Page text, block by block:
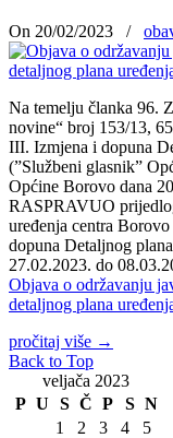
On 20/02/2023 /
Na temelju članka 96.
novine“ broj 153/13,
III. Izmjena i dopuna
(”Službeni glasnik”
Općine Borovo dana
RASPRAVUO
uređenja centra
dopuna Detaljnog
27.02.2023. do
Objava o održavanju
detaljnog plana
pročitaj više →
Back to Top
veljača 2023
P U S Č P S N
1
2 3 4
5